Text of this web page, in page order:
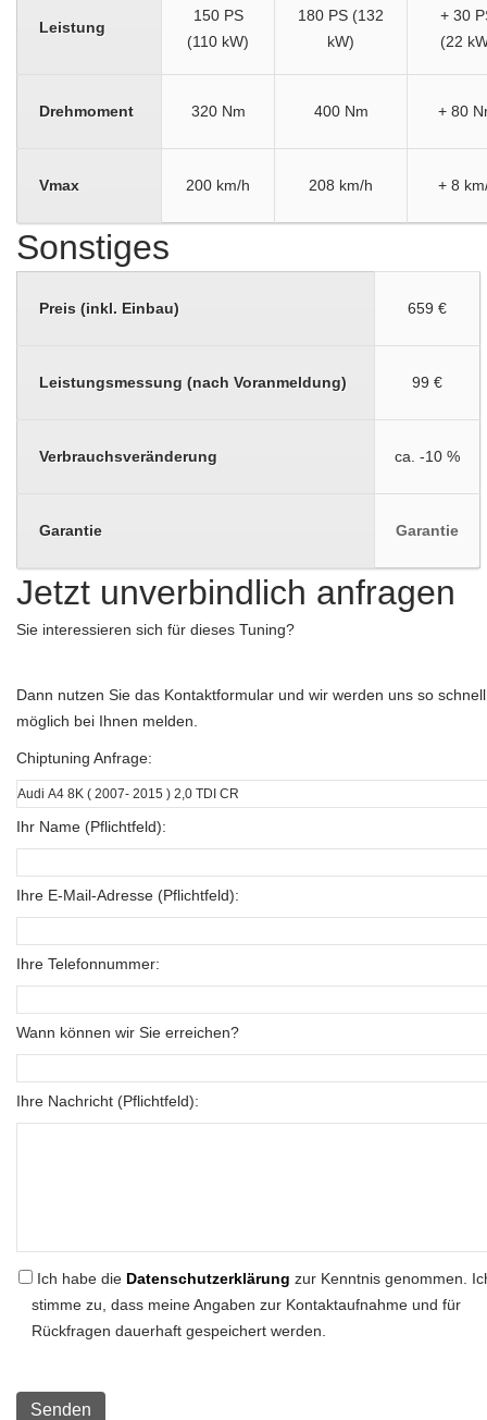
Leistung
150 PS
(110 kW)
180 PS (132
kW)
+ 30
(22
Drehmoment 320 Nm 400 Nm + 80
Vmax 200 km/h 208 km/h + 8
Sonstiges
Preis (inkl. Einbau) 659 €
Leistungsmessung (nach Voranmeldung) 99 €
Verbrauchsveränderung ca. -10 %
Garantie Garantie
Jetzt unverbindlich anfragen
Sie interessieren sich für dieses Tuning?
Dann nutzen Sie das Kontaktformular und wir werden uns so
möglich bei Ihnen melden.
Chiptuning Anfrage:
Ihr Name (Pflichtfeld):
Ihre E-Mail-Adresse (Pflichtfeld):
Ihre Telefonnummer:
Wann können wir Sie erreichen?
Ihre Nachricht (Pflichtfeld):
Ich habe die Datenschutzerklärung zur Kenntnis genommen.
stimme zu, dass meine Angaben zur Kontaktaufnahme und für
Rückfragen dauerhaft gespeichert werden.